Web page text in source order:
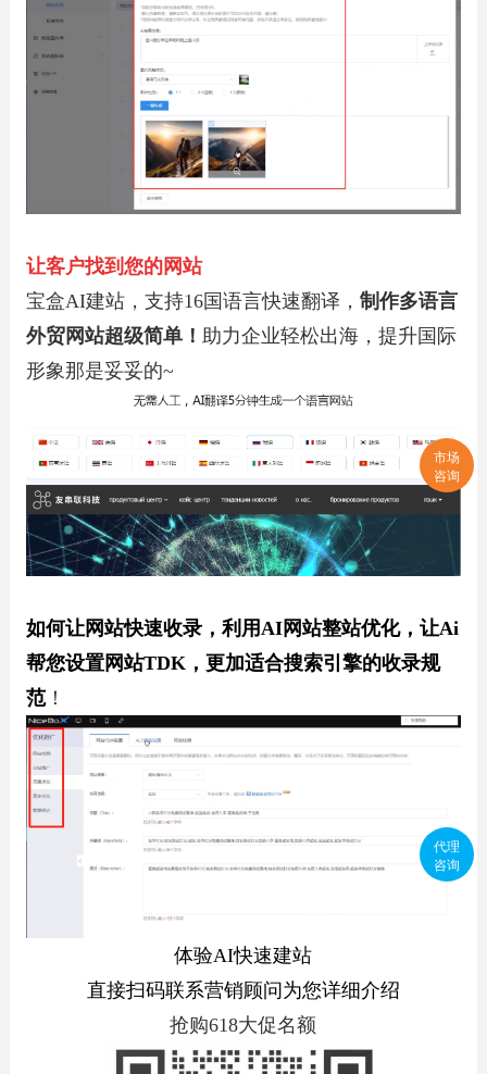
让客户找到您的网站
宝盒AI建站，支持16国语言快速翻译， 制作多语言
外贸网站超级简单！ 助力企业轻松出海，提升国际
形象那是妥妥的~
如何让网站快速收录，利用AI网站整站优化，让Ai
帮您设置网站TDK，更加适合搜索引擎的收录规
范！
体验AI快速建站
直接扫码联系营销顾问为您详细介绍
抢购618大促名额
市场
咨询
代理
咨询